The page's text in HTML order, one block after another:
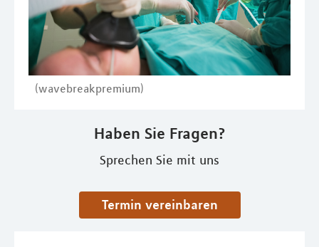
(wavebreakpremium)
Haben Sie Fragen?
Sprechen Sie mit uns
Termin vereinbaren